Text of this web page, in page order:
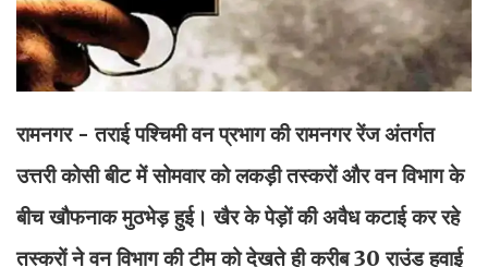
रामनगर - तराई पश्चिमी वन प्रभाग की रामनगर रेंज अंतर्गत
उत्तरी कोसी बीट में सोमवार को लकड़ी तस्करों और वन विभाग के
बीच खौफनाक मुठभेड़ हुई। खैर के पेड़ों की अवैध कटाई कर रहे
तस्करों ने वन विभाग की टीम को देखते ही करीब 30 राउंड हवाई